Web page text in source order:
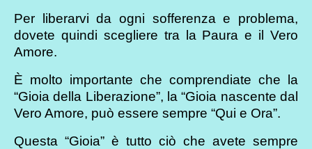
Per liberarvi da ogni sofferenza e problema,
dovete quindi scegliere tra la Paura e il Vero
Amore.
È molto importante che comprendiate che la
“Gioia della Liberazione”, la “Gioia nascente dal
Vero Amore, può essere sempre “Qui e Ora”.
Questa “Gioia” è tutto ciò che avete sempre